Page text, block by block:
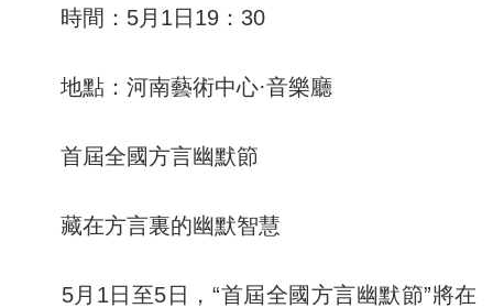
時間：5月1日19：30
地點：河南藝術中心·音樂廳
首屆全國方言幽默節
藏在方言裏的幽默智慧
5月1日至5日，“首屆全國方言幽默節”將在